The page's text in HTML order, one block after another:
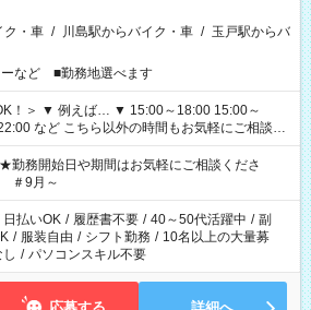
ク・車 / 川島駅からバイク・車 / 玉戸駅からバ
ーなど ■勤務地選べます
18:00 15:00～
間もお気軽にご相談く
務開始日や期間はお気軽にご相談くださ
＃9月～
日払いOK / 履歴書不要 / 40～50代活躍中 / 副
/ 服装自由 / シフト勤務 / 10名以上の大量募
/ パソコンスキル不要